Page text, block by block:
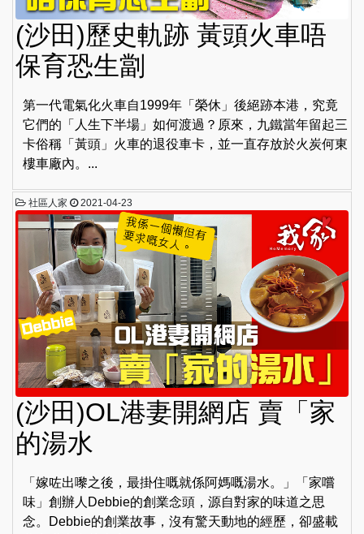
(沙田)歷史軌跡 黃頭火車唔
保育恐生劏
第一代電氣化火車自1999年「榮休」後絕跡本港，究竟
它們的「人生下半場」如何渡過？原來，九鐵當年留起三
卡俗稱「黃頭」火車的退役車卡，並一直存放於火炭何東
樓車廠內。...
社區人家 2021-04-23
(沙田)OL港妻開網店 賣「家
的湯水
「嫁咗出嚟之後，最掛住嘅就係阿媽嘅湯水。」「家嚐
味」創辦人Debbie的創業念頭，源自對家的味道之思
念。Debbie的創業故事，沒有驚天動地的經歷，卻盛載